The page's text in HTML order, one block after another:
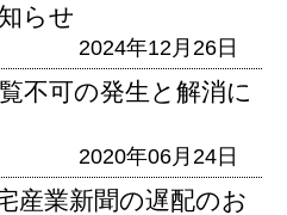
らせ
2024年12月26日
不可の発生と解消に
2020年06月24日
産業新聞の遅配のお